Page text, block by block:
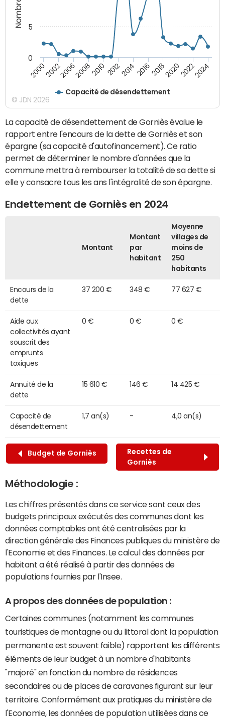
Capacité de désendettement
20002002200620082010 2012201420162018202020222024
0
5
© JDN 2026
La capacité de désendettement de Gorniès évalue le
rapport entre l'encours de la dette de Gorniès et son
épargne (sa capacité d'autofinancement). Ce ratio
permet de déterminer le nombre d'années que la
commune mettra à rembourser la totalité de sa dette si
elle y consacre tous les ans l'intégralité de son épargne.
Endettement de Gorniès en 2024
Montant
Montant
par
habitant
Moyenne
villages de
moins de
250
habitants
Encours de la
dette
37 200 € 348 € 77 627 €
Aide aux
collectivités ayant
souscrit des
emprunts
toxiques
0 € 0 € 0 €
Annuité de la
dette
15 610 € 146 € 14 425 €
Capacité de
désendettement
1,7 an(s) - 4,0 an(s)
Budget de Gorniès
Recettes de
Gorniès
Méthodologie :
Les chiffres présentés dans ce service sont ceux des
budgets principaux exécutés des communes dont les
données comptables ont été centralisées par la
direction générale des Finances publiques du ministère de
l'Economie et des Finances. Le calcul des données par
habitant a été réalisé à partir des données de
populations fournies par l'Insee.
A propos des données de population :
Certaines communes (notamment les communes
touristiques de montagne ou du littoral dont la population
permanente est souvent faible) rapportent les différents
éléments de leur budget à un nombre d'habitants
"majoré" en fonction du nombre de résidences
secondaires ou de places de caravanes figurant sur leur
territoire. Conformément aux pratiques du ministère de
l'Economie, les données de population utilisées dans ce